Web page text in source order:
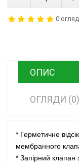
0
ОПИС
ОГЛЯДИ (0)
* Герметичне
мембранного
* Запірний клапан